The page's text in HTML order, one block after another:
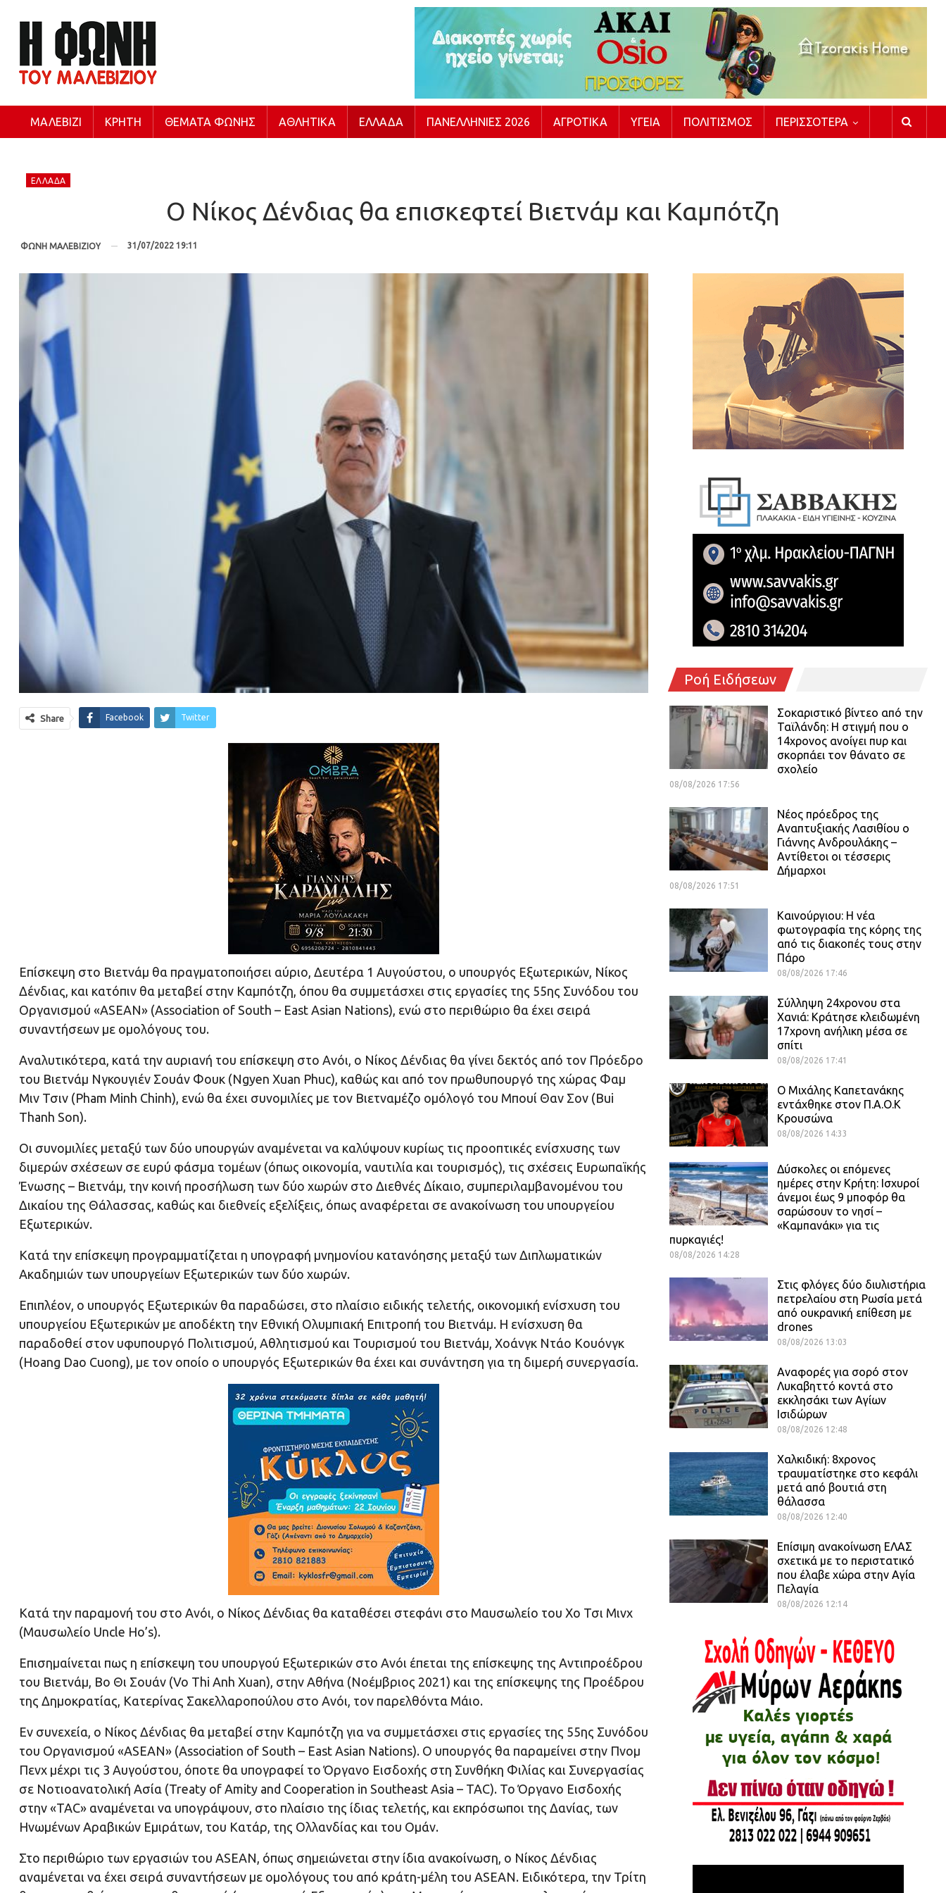
ΜΑΛΕΒΊΖΙ ΚΡΉΤΗ ΘΈΜΑΤΑ ΦΩΝΉΣ ΑΘΛΗΤΙΚΆ ΕΛΛΆΔΑ ΠΑΝΕΛΛΉΝΙΕΣ 2026 ΑΓΡΟΤΙΚΆ ΥΓΕΊΑ ΠΟΛΙΤΙΣΜΌΣ ΠΕΡΙΣΣΌΤΕΡΑ
ΕΛΛΆΔΑ
Ο Νίκος Δένδιας θα επισκεφτεί Βιετνάμ και Καμπότζη
ΦΩΝΗ ΜΑΛΕΒΙΖΙΟΥ 31/07/2022 19:11
Share Facebook Twitter
Επίσκεψη στο Βιετνάμ θα πραγματοποιήσει αύριο, Δευτέρα 1 Αυγούστου, ο υπουργός Εξωτερικών, Νίκος
Δένδιας, και κατόπιν θα μεταβεί στην Καμπότζη, όπου θα συμμετάσχει στις εργασίες της 55ης Συνόδου του
Οργανισμού «ASEAN» (Association of South – East Asian Nations), ενώ στο περιθώριο θα έχει σειρά
συναντήσεων με ομολόγους του.
Αναλυτικότερα, κατά την αυριανή του επίσκεψη στο Ανόι, ο Νίκος Δένδιας θα γίνει δεκτός από τον Πρόεδρο
του Βιετνάμ Νγκουγιέν Σουάν Φουκ (Ngyen Xuan Phuc), καθώς και από τον πρωθυπουργό της χώρας Φαμ
Μιν Τσιν (Pham Minh Chinh), ενώ θα έχει συνομιλίες με τον Βιετναμέζο ομόλογό του Μπουί Θαν Σον (Bui
Thanh Son).
Οι συνομιλίες μεταξύ των δύο υπουργών αναμένεται να καλύψουν κυρίως τις προοπτικές ενίσχυσης των
διμερών σχέσεων σε ευρύ φάσμα τομέων (όπως οικονομία, ναυτιλία και τουρισμός), τις σχέσεις Ευρωπαϊκής
Ένωσης – Βιετνάμ, την κοινή προσήλωση των δύο χωρών στο Διεθνές Δίκαιο, συμπεριλαμβανομένου του
Δικαίου της Θάλασσας, καθώς και διεθνείς εξελίξεις, όπως αναφέρεται σε ανακοίνωση του υπουργείου
Εξωτερικών.
Κατά την επίσκεψη προγραμματίζεται η υπογραφή μνημονίου κατανόησης μεταξύ των Διπλωματικών
Ακαδημιών των υπουργείων Εξωτερικών των δύο χωρών.
Επιπλέον, ο υπουργός Εξωτερικών θα παραδώσει, στο πλαίσιο ειδικής τελετής, οικονομική ενίσχυση του
υπουργείου Εξωτερικών με αποδέκτη την Εθνική Ολυμπιακή Επιτροπή του Βιετνάμ. Η ενίσχυση θα
παραδοθεί στον υφυπουργό Πολιτισμού, Αθλητισμού και Τουρισμού του Βιετνάμ, Χοάνγκ Ντάο Κουόνγκ
(Hoang Dao Cuong), με τον οποίο ο υπουργός Εξωτερικών θα έχει και συνάντηση για τη διμερή συνεργασία.
Κατά την παραμονή του στο Ανόι, ο Νίκος Δένδιας θα καταθέσει στεφάνι στο Μαυσωλείο του Χο Τσι Μινχ
(Mαυσωλείο Uncle Ho’s).
Επισημαίνεται πως η επίσκεψη του υπουργού Εξωτερικών στο Ανόι έπεται της επίσκεψης της Αντιπροέδρου
του Βιετνάμ, Βο Θι Σουάν (Vo Thi Anh Xuan), στην Αθήνα (Νοέμβριος 2021) και της επίσκεψης της Προέδρου
της Δημοκρατίας, Κατερίνας Σακελλαροπούλου στο Ανόι, τον παρελθόντα Μάιο.
Εν συνεχεία, ο Νίκος Δένδιας θα μεταβεί στην Καμπότζη για να συμμετάσχει στις εργασίες της 55ης Συνόδου
του Οργανισμού «ASEAN» (Association of South – East Asian Nations). Ο υπουργός θα παραμείνει στην Πνομ
Πενχ μέχρι τις 3 Αυγούστου, όποτε θα υπογραφεί το Όργανο Εισδοχής στη Συνθήκη Φιλίας και Συνεργασίας
σε Νοτιοανατολική Ασία (Treaty of Amity and Cooperation in Southeast Asia – TAC). Το Όργανο Εισδοχής
στην «TAC» αναμένεται να υπογράψουν, στο πλαίσιο της ίδιας τελετής, και εκπρόσωποι της Δανίας, των
Ηνωμένων Αραβικών Εμιράτων, του Κατάρ, της Ολλανδίας και του Ομάν.
Στο περιθώριο των εργασιών του ASEAN, όπως σημειώνεται στην ίδια ανακοίνωση, ο Νίκος Δένδιας
αναμένεται να έχει σειρά συναντήσεων με ομολόγους του από κράτη-μέλη του ASEAN. Ειδικότερα, την Τρίτη
Ροή Ειδήσεων
Σοκαριστικό βίντεο από την
Ταϊλάνδη: Η στιγμή που ο
14χρονος ανοίγει πυρ και
σκορπάει τον θάνατο σε
σχολείο
08/08/2026 17:56
Νέος πρόεδρος της
Αναπτυξιακής Λασιθίου ο
Γιάννης Ανδρουλάκης –
Αντίθετοι οι τέσσερις
Δήμαρχοι
08/08/2026 17:51
Καινούργιου: Η νέα
φωτογραφία της κόρης της
από τις διακοπές τους στην
Πάρο
08/08/2026 17:46
Σύλληψη 24χρονου στα
Χανιά: Κράτησε κλειδωμένη
17χρονη ανήλικη μέσα σε
σπίτι
08/08/2026 17:41
O Mιχάλης Καπετανάκης
εντάχθηκε στον Π.Α.Ο.Κ
Κρουσώνα
08/08/2026 14:33
Δύσκολες οι επόμενες
ημέρες στην Κρήτη: Ισχυροί
άνεμοι έως 9 μποφόρ θα
σαρώσουν το νησί –
«Καμπανάκι» για τις
πυρκαγιές!
08/08/2026 14:28
Στις φλόγες δύο διυλιστήρια
πετρελαίου στη Ρωσία μετά
από ουκρανική επίθεση με
drones
08/08/2026 13:03
Αναφορές για σορό στον
Λυκαβηττό κοντά στο
εκκλησάκι των Αγίων
Ισιδώρων
08/08/2026 12:48
Χαλκιδική: 8χρονος
τραυματίστηκε στο κεφάλι
μετά από βουτιά στη
θάλασσα
08/08/2026 12:40
Επίσιμη ανακοίνωση ΕΛΑΣ
σχετικά με το περιστατικό
που έλαβε χώρα στην Αγία
Πελαγία
08/08/2026 12:14